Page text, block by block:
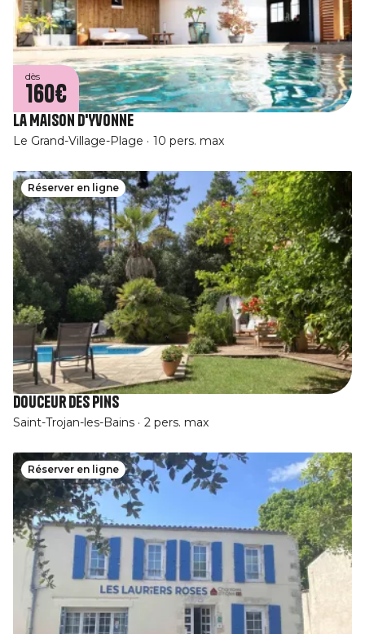
dès
160€
La Maison d'Yvonne
Le Grand-Village-Plage 10 pers. max
Réserver en ligne
Douceur des Pins
Saint-Trojan-les-Bains 2 pers. max
Réserver en ligne